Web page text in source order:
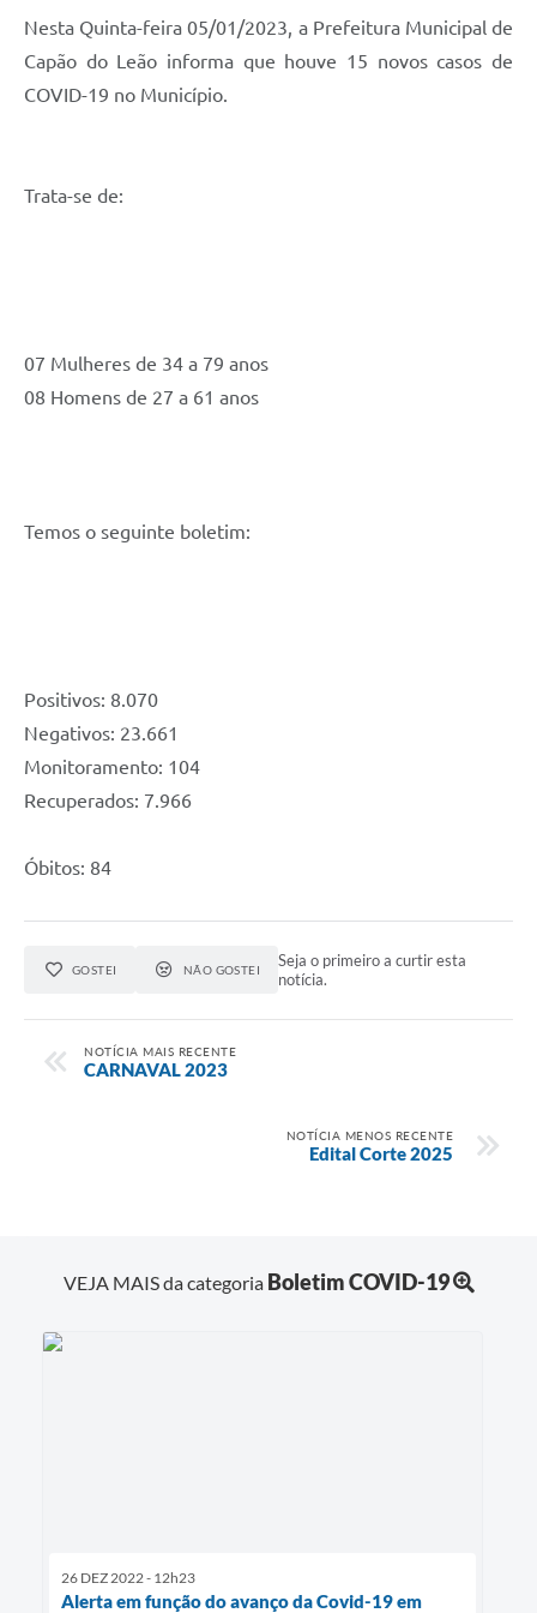
Galeria de Vídeos
Diário Oficial
Nesta Quinta-feira 05/01/2023, a Prefeitura Municipal de
Capão do Leão informa que houve 15 novos casos de
COVID-19 no Município.
Trata-se de:
07 Mulheres de 34 a 79 anos
08 Homens de 27 a 61 anos
Temos o seguinte boletim:
Positivos: 8.070
Negativos: 23.661
Monitoramento: 104
Recuperados: 7.966
Óbitos: 84
GOSTEI NÃO GOSTEI
Seja o primeiro a curtir esta
notícia.
NOTÍCIA MAIS RECENTE
CARNAVAL 2023
NOTÍCIA MENOS RECENTE
Edital Corte 2025
VEJA MAIS da categoria Boletim COVID-19
26 DEZ 2022 - 12h23
Alerta em função do avanço da Covid-19 em